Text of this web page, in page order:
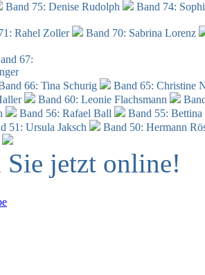
Band 75: Denise Rudolph
Band 74:
Rahel Zoller
Band 70: Sabrina Lorenz
67:
66: Tina Schurig
Band 65: Christine
Band 60: Leonie Flachsmann
Band 56: Rafael Ball
Band 55:
51: Ursula Jaksch Band 50: Hermann
Sie jetzt online!